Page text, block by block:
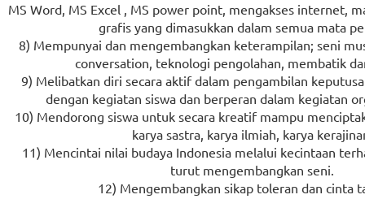
MS Word, MS Excel , MS power point, mengakses internet,
grafis yang dimasukkan dalam semua mata
8) Mempunyai dan mengembangkan keterampilan; seni
conversation, teknologi pengolahan, membatik
9) Melibatkan diri secara aktif dalam pengambilan
dengan kegiatan siswa dan berperan dalam kegiatan
10) Mendorong siswa untuk secara kreatif mampu
karya sastra, karya ilmiah, karya
11) Mencintai nilai budaya Indonesia melalui kecintaan
turut mengembangkan seni.
12) Mengembangkan sikap toleran dan cinta